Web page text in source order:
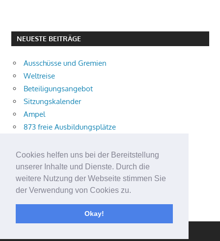
Cookies helfen uns bei der Bereitstellung
unserer Inhalte und Dienste. Durch die
weitere Nutzung der Webseite stimmen Sie
der Verwendung von Cookies zu.
Okay!
NEUESTE BEITRÄGE
Ausschüsse und Gremien
Weltreise
Beteiligungsangebot
Sitzungskalender
Ampel
873 freie Ausbildungsplätze
Aktuelle Verkehrsmeldungen
Terracliff
Wärmeplanung
Demokratie-Tag 2026
Neuer Jahrgang